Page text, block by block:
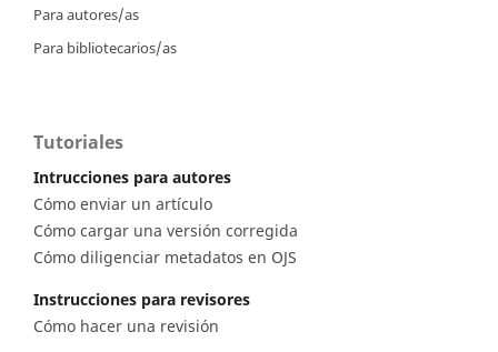
Para autores/as
Para bibliotecarios/as
Tutoriales
Intrucciones para autores
Cómo enviar un artículo
Cómo cargar una versión corregida
Cómo diligenciar metadatos en OJS
Instrucciones para revisores
Cómo hacer una revisión